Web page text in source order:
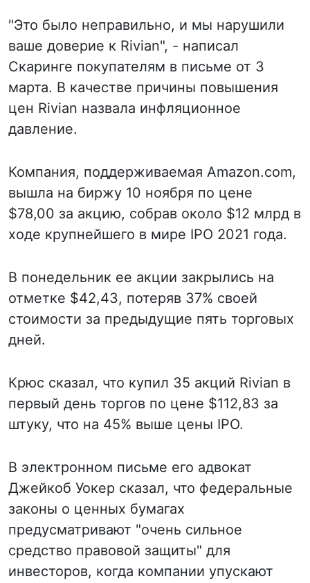
"Это было неправильно, и мы нарушили
ваше доверие к Rivian", - написал
Скаринге покупателям в письме от 3
марта. В качестве причины повышения
цен Rivian назвала инфляционное
давление.
Компания, поддерживаемая Amazon.com,
вышла на биржу 10 ноября по цене
$78,00 за акцию, собрав около $12 млрд в
ходе крупнейшего в мире IPO 2021 года.
В понедельник ее акции закрылись на
отметке $42,43, потеряв 37% своей
стоимости за предыдущие пять торговых
дней.
Крюс сказал, что купил 35 акций Rivian в
первый день торгов по цене $112,83 за
штуку, что на 45% выше цены IPO.
В электронном письме его адвокат
Джейкоб Уокер сказал, что федеральные
законы о ценных бумагах
предусматривают "очень сильное
средство правовой защиты" для
инвесторов, когда компании упускают